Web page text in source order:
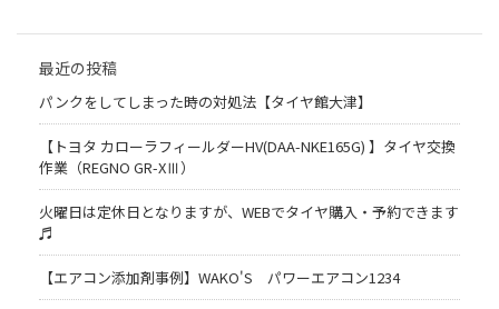
最近の投稿
パンクをしてしまった時の対処法【タイヤ館大津】
【トヨタ カローラフィールダーHV(DAA-NKE165G) 】タイヤ交換
作業（REGNO GR-XⅢ）
火曜日は定休日となりますが、WEBでタイヤ購入・予約できます
♬
【エアコン添加剤事例】WAKO'S パワーエアコン1234